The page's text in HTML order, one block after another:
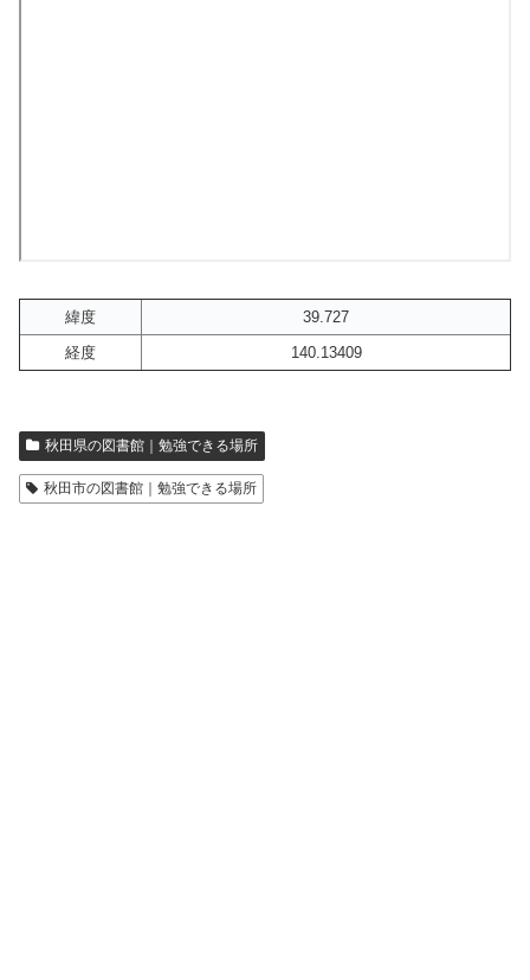
緯度
39.727
経度
140.13409
秋田県の図書館｜勉強できる場所
秋田市の図書館｜勉強できる場所